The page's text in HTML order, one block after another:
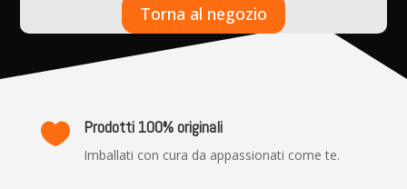
Torna al negozio
 Prodotti 100% originali
Imballati con cura da appassionati come te.